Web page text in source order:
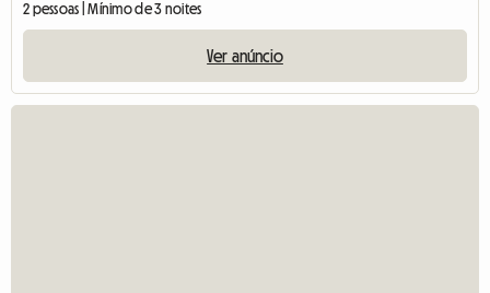
2 pessoas | Mínimo de 3 noites
Ver anúncio